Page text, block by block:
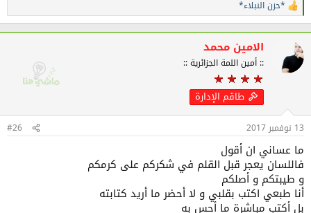
صافية
لا يحلوا لها المكان إلا و هي عندي و تستأنس بترتيلي للقرآن و تحب أن
تبقى عندي
باختصار أنا محظوظ بهم جميعا و خصوصا ببناتي
بناتي جعلوني أكثر حنانا و رحمة لأنهن ياقوتات و زهرات و حساسات لا
انام إلا و هن تعانقاني
و لا ينهضان إلا و هن في أحضاني أقاسمهن كل أحلامي و آمالي و
ضحكاتي و ابتساماتي
اما ألمي فأخفيه عنهن و دموعي في الليل بعد نومهن بيني و بين
خالقي
هن بناتي و أصدقائي فلا العيش عيش من دونهن
ا
ل
ت
ف
ا
ع
*حزن النبلاء*
الامين محمد
:: أمين اللمة الجزائرية ::
طاقم الإدارة
13 نوفمبر 2017 #26
ما عساني ان أقول
فاللسان يعجر قبل القلم في شكركم على كرمكم
و طيبتكم و أصلكم
أنا طبعي اكتب بقلبي و لا أحضر ما أريد كتابته
بل أكتب مباشرة ما أحس به